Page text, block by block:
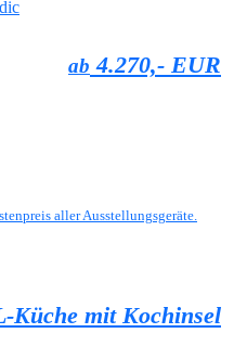
ab 4.270,- EUR
aller Ausstellungsgeräte.
Küche mit Kochinsel